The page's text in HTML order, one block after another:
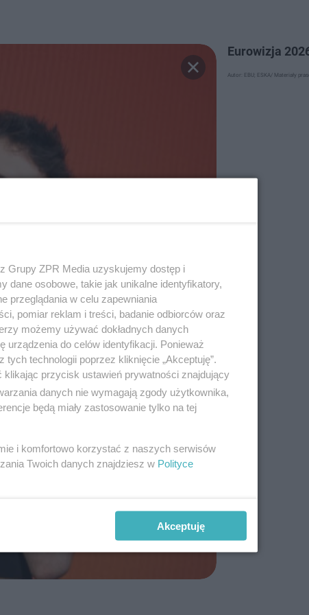
Eurowizja
Autor: EBU; ESKA/ Materiały
Grupy ZPR Media uzyskujemy dostęp i
dane osobowe, takie jak unikalne identyfikatory,
przeglądania w celu zapewniania
pomiar reklam i treści, badanie odbiorców oraz
możemy używać dokładnych danych
do celów identyfikacji. Ponieważ
technologii poprzez kliknięcie „Akceptuję”.
przycisk ustawień prywatności znajdujący
danych nie wymagają zgody użytkownika,
będą miały zastosowanie tylko na tej
i komfortowo korzystać z naszych serwisów
Twoich danych znajdziesz w Polityce
Akceptuję